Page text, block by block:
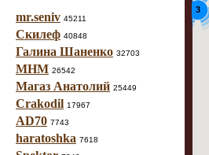
mr.seniv 45211
Скилеф 40848
Галина Шаненко 32703
МНМ 26542
Магаз Анатолий 25449
Crakodil 17967
AD70 7743
haratoshka 7618
3